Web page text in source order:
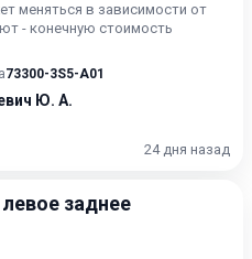
меняться в зависимости от
- конечную стоимость
73300-3S5-A01
Ю. А.
24 дня назад
заднее